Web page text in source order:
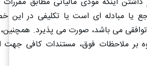
یا مبادله ای است یا تکلیفی در این
می باشد، صورت می پذیرد. همچنین،
بر ملاحظات فوق، مستندات کافی جهت